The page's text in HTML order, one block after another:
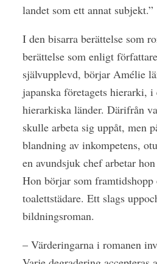
landet som ett annat subjekt.”
I den bisarra berättelse som
berättelse som enligt
självupplevd, börjar Amélie
japanska företagets hierarki,
hierarkiska länder. Därifrån
skulle arbeta sig uppåt, men
blandning av inkompetens,
en avundsjuk chef arbetar
Hon börjar som framtidshopp
toalettstädare. Ett slags
bildningsroman.
– Värderingarna i romanen